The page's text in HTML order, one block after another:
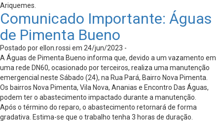
Ariquemes.
Comunicado Importante: Águas
de Pimenta Bueno
Postado por ellon.rossi em 24/jun/2023 -
A Águas de Pimenta Bueno informa que, devido a um vazamento em
uma rede DN60, ocasionado por terceiros, realiza uma manutenção
emergencial neste Sábado (24), na Rua Pará, Bairro Nova Pimenta.
Os bairros Nova Pimenta, Vila Nova, Ananias e Encontro Das Águas,
podem ter o abastecimento impactado durante a manutenção.
Após o término do reparo, o abastecimento retornará de forma
gradativa. Estima-se que o trabalho tenha 3 horas de duração.